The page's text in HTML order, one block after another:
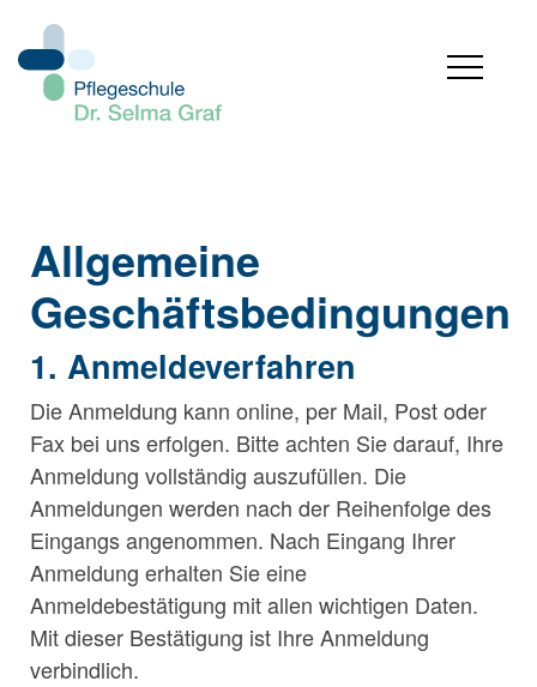
Allgemeine
Geschäftsbedingungen
1. Anmeldeverfahren
Die Anmeldung kann online, per Mail, Post oder
Fax bei uns erfolgen. Bitte achten Sie darauf, Ihre
Anmeldung vollständig auszufüllen. Die
Anmeldungen werden nach der Reihenfolge des
Eingangs angenommen. Nach Eingang Ihrer
Anmeldung erhalten Sie eine
Anmeldebestätigung mit allen wichtigen Daten.
Mit dieser Bestätigung ist Ihre Anmeldung
verbindlich.